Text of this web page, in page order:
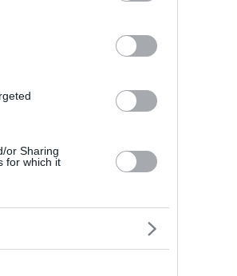
or Sharing
for which it
το
the
stunning
has stood for